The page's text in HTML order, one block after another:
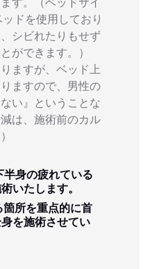
ドを使用しており
シビれたりもせず
ができます。）
ますが、ベッド上
ますので、男性の
い』ということな
は、施術前のカル
身の疲れている
いたします。
所を重点的に首
を施術させてい